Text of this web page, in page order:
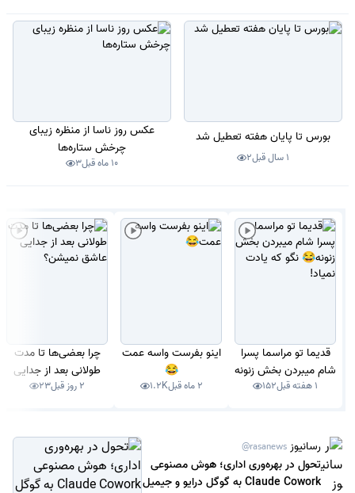
بورس تا پایان هفته تعطیل شد
1 سال قبل 2
عکس روز ناسا از منظره زیبای
چرخش ستاره‌ها
10 ماه قبل 3
قدیما تو مراسما پسرا
شام میبردن بخش زنونه
😂 نگو که یادت نمیاد!
1 هفته قبل 152
اینو بفرست واسه عمت
😂
2 ماه قبل 1.2K
چرا بعضی‌ها تا مدت
طولانی بعد از جدایی
عاشق نمیشن؟
2 روز قبل 23
رسانیوز @rasanews
تحول در بهره‌وری اداری؛ هوش مصنوعی
Claude Cowork به گوگل درایو و جیمیل